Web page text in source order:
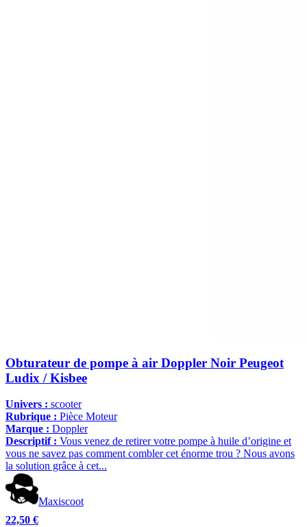
Obturateur de pompe à air Doppler Noir Peugeot
Ludix / Kisbee
Univers : scooter
Rubrique : Pièce Moteur
Marque : Doppler
Descriptif : Vous venez de retirer votre pompe à huile d’origine et
vous ne savez pas comment combler cet énorme trou ? Nous avons
la solution grâce à cet...
Maxiscoot
22,50 €